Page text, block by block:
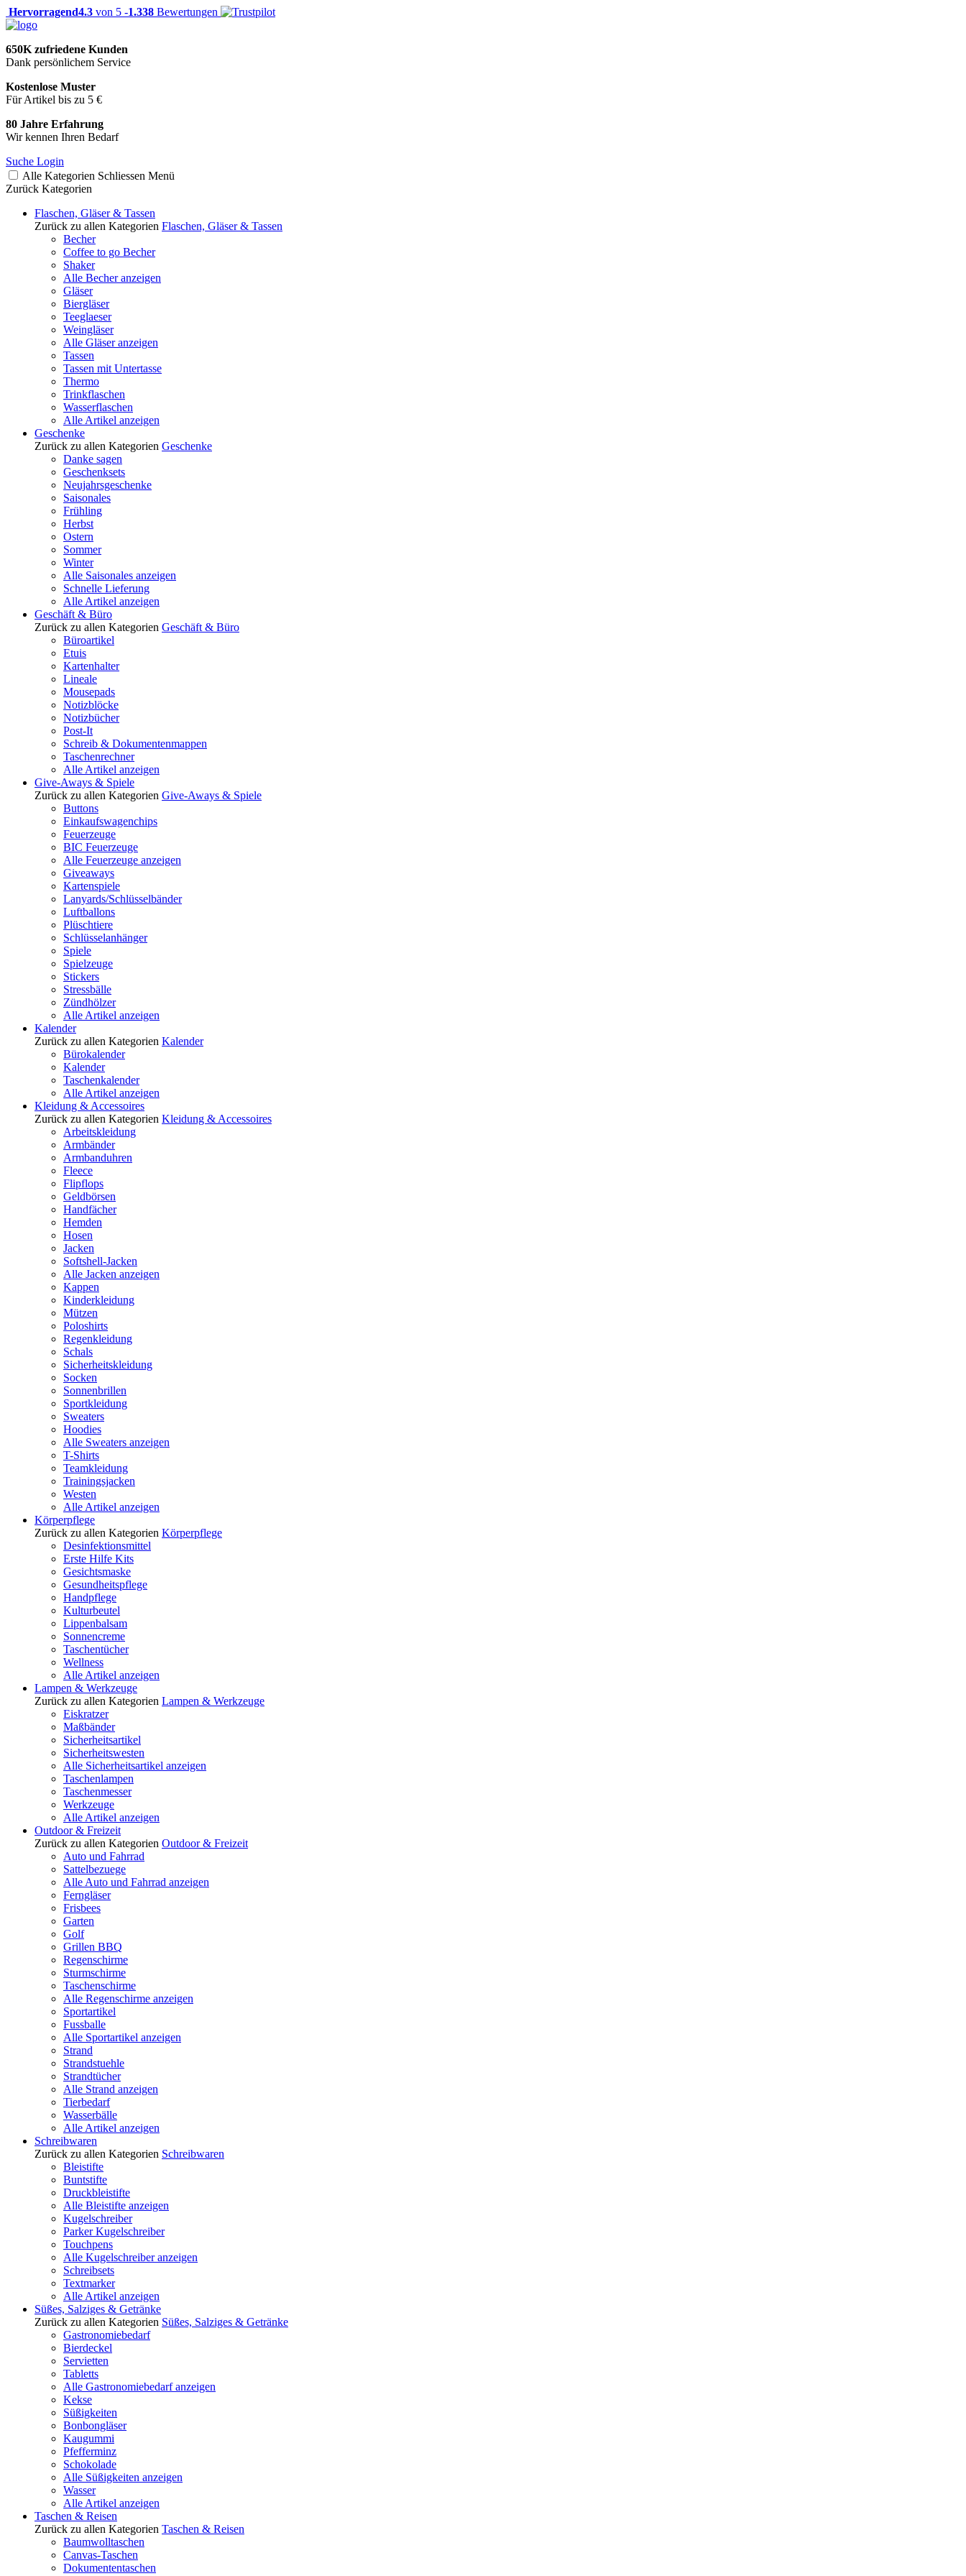
Hervorragend4.3 von 5 -1.338 Bewertungen
650K zufriedene Kunden
Dank persönlichem Service
Kostenlose Muster
Für Artikel bis zu 5 €
80 Jahre Erfahrung
Wir kennen Ihren Bedarf
Suche Login
Alle Kategorien Schliessen Menü
Zurück Kategorien
Flaschen, Gläser & Tassen
Zurück zu allen Kategorien Flaschen, Gläser & Tassen
Becher
Coffee to go Becher
Shaker
Alle Becher anzeigen
Gläser
Biergläser
Teeglaeser
Weingläser
Alle Gläser anzeigen
Tassen
Tassen mit Untertasse
Thermo
Trinkflaschen
Wasserflaschen
Alle Artikel anzeigen
Geschenke
Zurück zu allen Kategorien Geschenke
Danke sagen
Geschenksets
Neujahrsgeschenke
Saisonales
Frühling
Herbst
Ostern
Sommer
Winter
Alle Saisonales anzeigen
Schnelle Lieferung
Alle Artikel anzeigen
Geschäft & Büro
Zurück zu allen Kategorien Geschäft & Büro
Büroartikel
Etuis
Kartenhalter
Lineale
Mousepads
Notizblöcke
Notizbücher
Post-It
Schreib & Dokumentenmappen
Taschenrechner
Alle Artikel anzeigen
Give-Aways & Spiele
Zurück zu allen Kategorien Give-Aways & Spiele
Buttons
Einkaufswagenchips
Feuerzeuge
BIC Feuerzeuge
Alle Feuerzeuge anzeigen
Giveaways
Kartenspiele
Lanyards/Schlüsselbänder
Luftballons
Plüschtiere
Schlüsselanhänger
Spiele
Spielzeuge
Stickers
Stressbälle
Zündhölzer
Alle Artikel anzeigen
Kalender
Zurück zu allen Kategorien Kalender
Bürokalender
Kalender
Taschenkalender
Alle Artikel anzeigen
Kleidung & Accessoires
Zurück zu allen Kategorien Kleidung & Accessoires
Arbeitskleidung
Armbänder
Armbanduhren
Fleece
Flipflops
Geldbörsen
Handfächer
Hemden
Hosen
Jacken
Softshell-Jacken
Alle Jacken anzeigen
Kappen
Kinderkleidung
Mützen
Poloshirts
Regenkleidung
Schals
Sicherheitskleidung
Socken
Sonnenbrillen
Sportkleidung
Sweaters
Hoodies
Alle Sweaters anzeigen
T-Shirts
Teamkleidung
Trainingsjacken
Westen
Alle Artikel anzeigen
Körperpflege
Zurück zu allen Kategorien Körperpflege
Desinfektionsmittel
Erste Hilfe Kits
Gesichtsmaske
Gesundheitspflege
Handpflege
Kulturbeutel
Lippenbalsam
Sonnencreme
Taschentücher
Wellness
Alle Artikel anzeigen
Lampen & Werkzeuge
Zurück zu allen Kategorien Lampen & Werkzeuge
Eiskratzer
Maßbänder
Sicherheitsartikel
Sicherheitswesten
Alle Sicherheitsartikel anzeigen
Taschenlampen
Taschenmesser
Werkzeuge
Alle Artikel anzeigen
Outdoor & Freizeit
Zurück zu allen Kategorien Outdoor & Freizeit
Auto und Fahrrad
Sattelbezuege
Alle Auto und Fahrrad anzeigen
Ferngläser
Frisbees
Garten
Golf
Grillen BBQ
Regenschirme
Sturmschirme
Taschenschirme
Alle Regenschirme anzeigen
Sportartikel
Fussballe
Alle Sportartikel anzeigen
Strand
Strandstuehle
Strandtücher
Alle Strand anzeigen
Tierbedarf
Wasserbälle
Alle Artikel anzeigen
Schreibwaren
Zurück zu allen Kategorien Schreibwaren
Bleistifte
Buntstifte
Druckbleistifte
Alle Bleistifte anzeigen
Kugelschreiber
Parker Kugelschreiber
Touchpens
Alle Kugelschreiber anzeigen
Schreibsets
Textmarker
Alle Artikel anzeigen
Süßes, Salziges & Getränke
Zurück zu allen Kategorien Süßes, Salziges & Getränke
Gastronomiebedarf
Bierdeckel
Servietten
Tabletts
Alle Gastronomiebedarf anzeigen
Kekse
Süßigkeiten
Bonbongläser
Kaugummi
Pfefferminz
Schokolade
Alle Süßigkeiten anzeigen
Wasser
Alle Artikel anzeigen
Taschen & Reisen
Zurück zu allen Kategorien Taschen & Reisen
Baumwolltaschen
Canvas-Taschen
Dokumententaschen